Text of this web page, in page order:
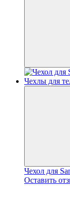
Чехол для
Оставить